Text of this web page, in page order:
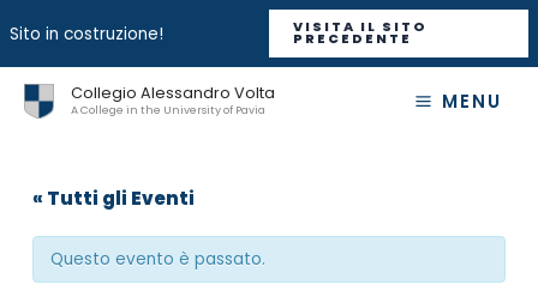
Sito in costruzione! VISITA IL SITO
PRECEDENTE
Collegio Alessandro Volta
A College in the University of Pavia MENU
« Tutti gli Eventi
Questo evento è passato.